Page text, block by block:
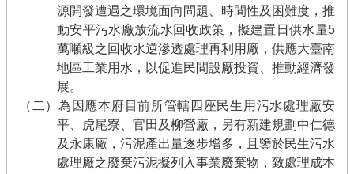
源開發遭遇之環境面向問題、時間性及困難度，推
動安平污水廠放流水回收政策，擬建置日供水量5
萬噸級之回收水逆滲透處理再利用廠，供應大臺南
地區工業用水，以促進民間設廠投資、推動經濟發
展。
（二）為因應本府目前所管轄四座民生用污水處理廠安
平、虎尾寮、官田及柳營廠，另有新建規劃中仁德
及永康廠，污泥產出量逐步增多，且鑒於民生污水
處理廠之廢棄污泥擬列入事業廢棄物，致處理成本